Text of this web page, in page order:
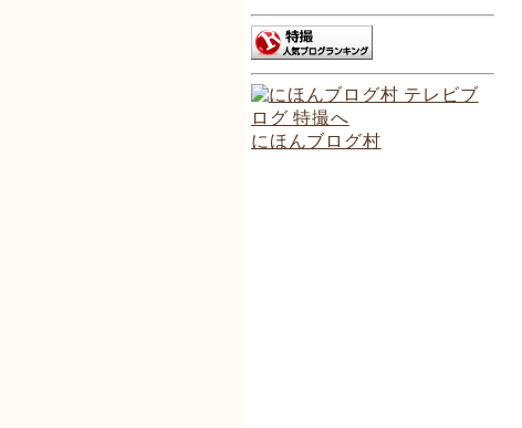
にほんブログ村